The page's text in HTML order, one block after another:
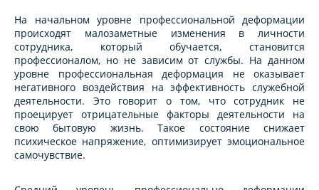
На начальном уровне профессиональной деформации
происходят малозаметные изменения в личности
сотрудника, который обучается, становится
профессионалом, но не зависим от службы. На данном
уровне профессиональная деформация не оказывает
негативного воздействия на эффективность служебной
деятельности. Это говорит о том, что сотрудник не
проецирует отрицательные факторы деятельности на
свою бытовую жизнь. Такое состояние снижает
психическое напряжение, оптимизирует эмоциональное
самочувствие.